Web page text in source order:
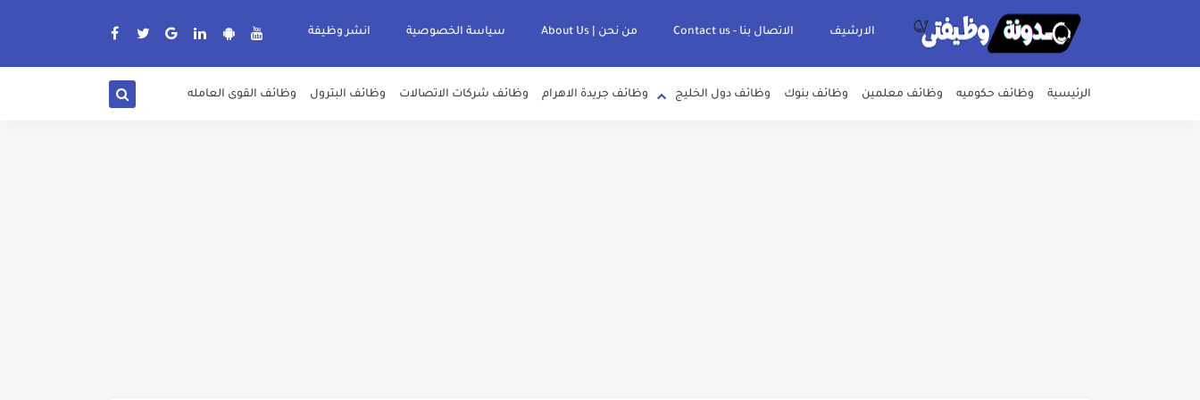
الارشيف الاتصال بنا - Contact us من نحن | About Us سياسة الخصوصية انشر وظيفة
الرئيسية وظائف حكوميه وظائف معلمين وظائف بنوك وظائف دول الخليج وظائف جريدة الاهرام وظائف شركات الاتصالات وظائف البترول وظائف القوى العامله